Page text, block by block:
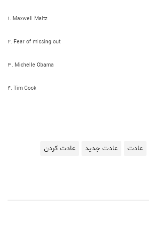
۱. Maxwell Maltz
۲. Fear of missing out
۳. Michelle Obama
۴. Tim Cook
عادت عادت جدید عادت کردن